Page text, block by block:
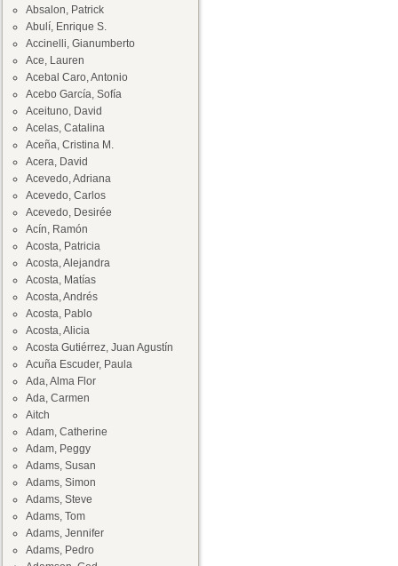
Absalon, Patrick
Abulí, Enrique S.
Accinelli, Gianumberto
Ace, Lauren
Acebal Caro, Antonio
Acebo García, Sofía
Aceituno, David
Acelas, Catalina
Aceña, Cristina M.
Acera, David
Acevedo, Adriana
Acevedo, Carlos
Acevedo, Desirée
Acín, Ramón
Acosta, Patricia
Acosta, Alejandra
Acosta, Matías
Acosta, Andrés
Acosta, Pablo
Acosta, Alicia
Acosta Gutiérrez, Juan Agustín
Acuña Escuder, Paula
Ada, Alma Flor
Ada, Carmen
Aitch
Adam, Catherine
Adam, Peggy
Adams, Susan
Adams, Simon
Adams, Steve
Adams, Tom
Adams, Jennifer
Adams, Pedro